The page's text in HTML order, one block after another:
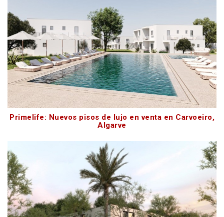
Primelife: Nuevos pisos de lujo en venta en Carvoeiro,
Algarve